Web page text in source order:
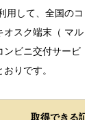
用して、全国のコ
オスク端末（ マル
ンビニ交付サービ
りです。
取得できる証明